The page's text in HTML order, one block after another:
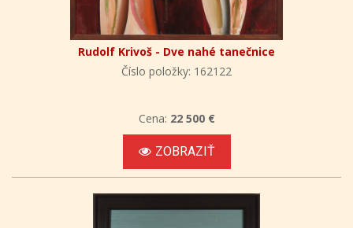
Rudolf Krivoš - Dve nahé tanečnice
Číslo položky: 162122
Cena: 22 500 €
ZOBRAZIŤ